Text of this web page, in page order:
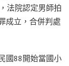
法院認定男師拍
成立，合併判處
國88開始當國小